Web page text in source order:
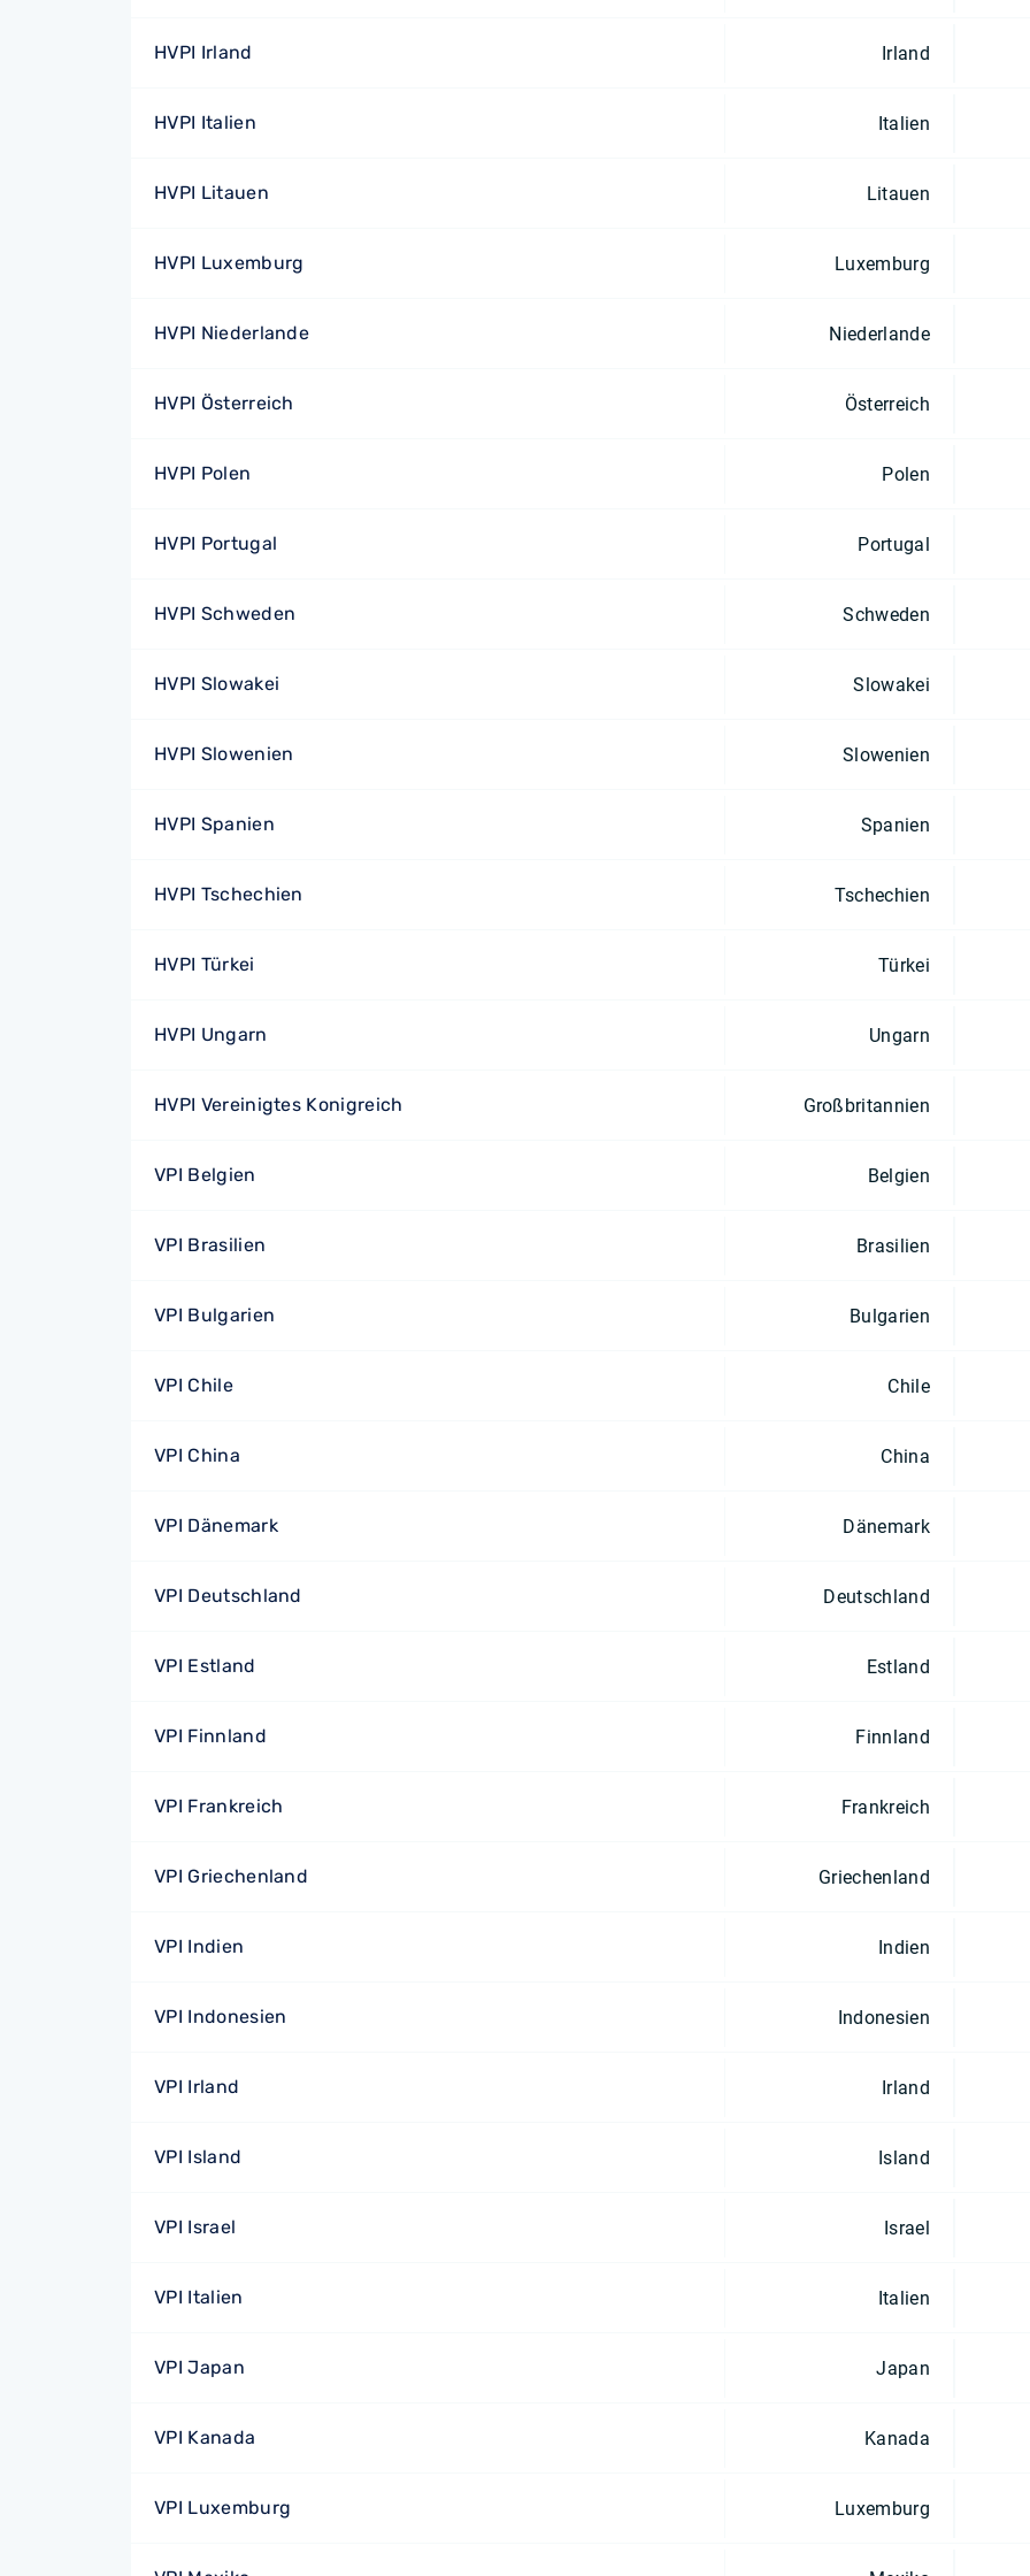
HVPI Irland Irland
HVPI Italien Italien
HVPI Litauen Litauen
HVPI Luxemburg Luxemburg
HVPI Niederlande Niederlande
HVPI Österreich Österreich
HVPI Polen Polen
HVPI Portugal Portugal
HVPI Schweden Schweden
HVPI Slowakei Slowakei
HVPI Slowenien Slowenien
HVPI Spanien Spanien
HVPI Tschechien Tschechien
HVPI Türkei Türkei
HVPI Ungarn Ungarn
HVPI Vereinigtes Konigreich Großbritannien
VPI Belgien Belgien
VPI Brasilien Brasilien
VPI Bulgarien Bulgarien
VPI Chile Chile
VPI China China
VPI Dänemark Dänemark
VPI Deutschland Deutschland
VPI Estland Estland
VPI Finnland Finnland
VPI Frankreich Frankreich
VPI Griechenland Griechenland
VPI Indien Indien
VPI Indonesien Indonesien
VPI Irland Irland
VPI Island Island
VPI Israel Israel
VPI Italien Italien
VPI Japan Japan
VPI Kanada Kanada
VPI Luxemburg Luxemburg